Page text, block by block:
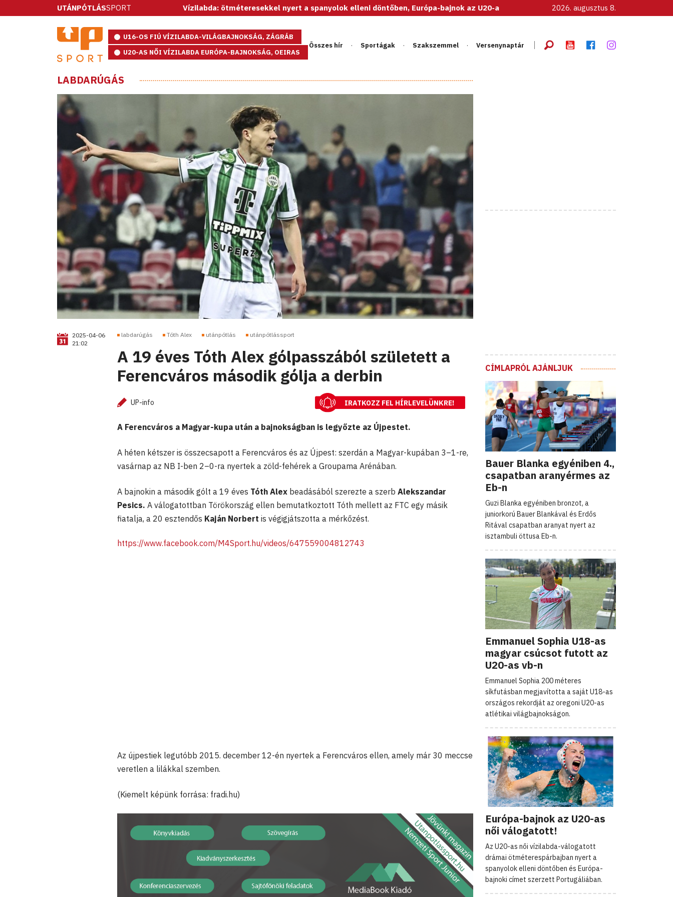
UTÁNPÓTLÁSSPORT Vízilabda: ötméteresekkel nyert a spanyolok elleni döntőben, Európa-bajnok az U20-as női válogatott! 2026. augusztus 8.
U16-OS FIÚ VÍZILABDA-VILÁGBAJNOKSÁG, ZÁGRÁB
U20-AS NŐI VÍZILABDA EURÓPA-BAJNOKSÁG, OEIRAS
Összes hír Sportágak Szakszemmel Versenynaptár
LABDARÚGÁS
2025-04-06
21:02
labdarúgás Tóth Alex utánpótlás utánpótlássport
A 19 éves Tóth Alex gólpasszából született a
Ferencváros második gólja a derbin
UP-info IRATKOZZ FEL HÍRLEVELÜNKRE!
A Ferencváros a Magyar-kupa után a bajnokságban is legyőzte az Újpestet.
A héten kétszer is összecsapott a Ferencváros és az Újpest: szerdán a Magyar-kupában 3–1-re,
vasárnap az NB I-ben 2–0-ra nyertek a zöld-fehérek a Groupama Arénában.
A bajnokin a második gólt a 19 éves Tóth Alex beadásából szerezte a szerb Alekszandar
Pesics. A válogatottban Törökország ellen bemutatkoztott Tóth mellett az FTC egy másik
fiatalja, a 20 esztendős Kaján Norbert is végigjátszotta a mérkőzést.
https://www.facebook.com/M4Sport.hu/videos/647559004812743
Az újpestiek legutóbb 2015. december 12-én nyertek a Ferencváros ellen, amely már 30 meccse
veretlen a lilákkal szemben.
(Kiemelt képünk forrása: fradi.hu)
CÍMLAPRÓL AJÁNLJUK
Bauer Blanka egyéniben 4.,
csapatban aranyérmes az
Eb-n
Guzi Blanka egyéniben bronzot, a
juniorkorú Bauer Blankával és Erdős
Ritával csapatban aranyat nyert az
isztambuli öttusa Eb-n.
Emmanuel Sophia U18-as
magyar csúcsot futott az
U20-as vb-n
Emmanuel Sophia 200 méteres
síkfutásban megjavította a saját U18-as
országos rekordját az oregoni U20-as
atlétikai világbajnokságon.
Európa-bajnok az U20-as
női válogatott!
Az U20-as női vízilabda-válogatott
drámai ötméterespárbajban nyert a
spanyolok elleni döntőben és Európa-
bajnoki címet szerzett Portugáliában.